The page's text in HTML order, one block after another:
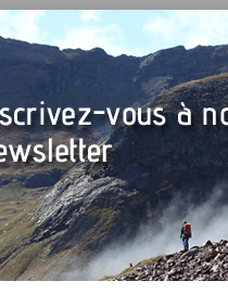
Randonnées accompagnées